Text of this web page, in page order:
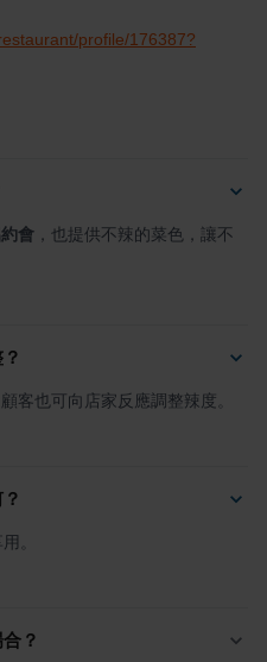
profile/176387?
會 ，也提供不辣的菜色，讓不
客也可向店家反應調整辣度。
。
？